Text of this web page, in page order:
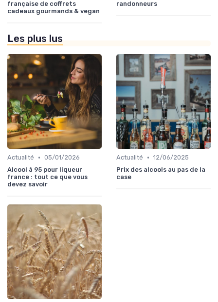
française de coffrets
cadeaux gourmands & vegan
randonneurs
Les plus lus
Actualité • 05/01/2026
Alcool à 95 pour liqueur
france : tout ce que vous
devez savoir
Actualité • 12/06/2025
Prix des alcools au pas de la
case